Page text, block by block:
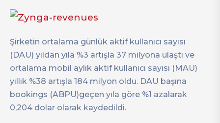
Şirketin ortalama günlük aktif kullanıcı sayısı
(DAU) yıldan yıla %3 artışla 37 milyona ulaştı ve
ortalama mobil aylık aktif kullanıcı sayısı (MAU)
yıllık %38 artışla 184 milyon oldu. DAU başına
bookings (ABPU)geçen yıla göre %1 azalarak
0,204 dolar olarak kaydedildi.